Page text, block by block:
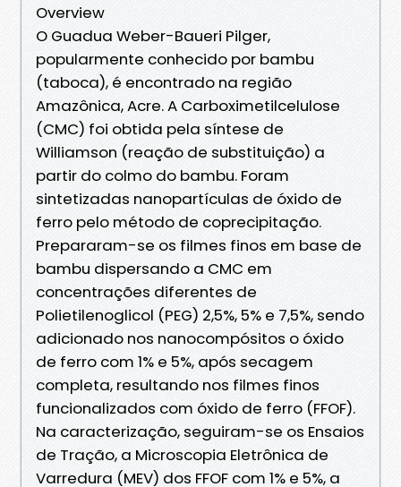
Overview
O Guadua Weber-Baueri Pilger,
popularmente conhecido por bambu
(taboca), é encontrado na região
Amazônica, Acre. A Carboximetilcelulose
(CMC) foi obtida pela síntese de
Williamson (reação de substituição) a
partir do colmo do bambu. Foram
sintetizadas nanopartículas de óxido de
ferro pelo método de coprecipitação.
Prepararam-se os filmes finos em base de
bambu dispersando a CMC em
concentrações diferentes de
Polietilenoglicol (PEG) 2,5%, 5% e 7,5%, sendo
adicionado nos nanocompósitos o óxido
de ferro com 1% e 5%, após secagem
completa, resultando nos filmes finos
funcionalizados com óxido de ferro (FFOF).
Na caracterização, seguiram-se os Ensaios
de Tração, a Microscopia Eletrônica de
Varredura (MEV) dos FFOF com 1% e 5%, a